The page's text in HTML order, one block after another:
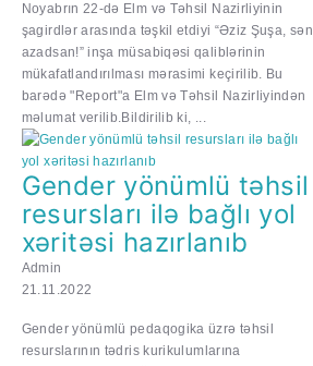
Noyabrın 22-də Elm və Təhsil Nazirliyinin
şagirdlər arasında təşkil etdiyi “Əziz Şuşa, sən
azadsan!” inşa müsabiqəsi qaliblərinin
mükafatlandırılması mərasimi keçirilib. Bu
barədə "Report"a Elm və Təhsil Nazirliyindən
məlumat verilib.Bildirilib ki, ...
Gender yönümlü təhsil
resursları ilə bağlı yol
xəritəsi hazırlanıb
Admin
21.11.2022
Gender yönümlü pedaqogika üzrə təhsil
resurslarının tədris kurikulumlarına